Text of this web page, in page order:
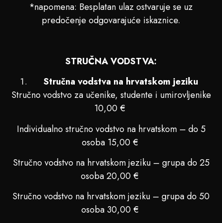
*napomena: Besplatan ulaz ostvaruje se uz
predočenje odgovarajuće iskaznice.
STRUČNA VODSTVA:
Stručna vodstva na hrvatskom jeziku
Stručno vodstvo za učenike, studente i umirovljenike
10,00 €
Individualno stručno vodstvo na hrvatskom – do 5
osoba 15,00 €
Stručno vodstvo na hrvatskom jeziku – grupa do 25
osoba 20,00 €
Stručno vodstvo na hrvatskom jeziku – grupa do 50
osoba 30,00 €